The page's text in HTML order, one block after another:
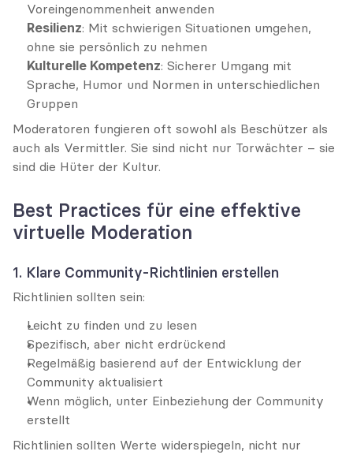
Voreingenommenheit anwenden
Resilienz: Mit schwierigen Situationen umgehen,
ohne sie persönlich zu nehmen
Kulturelle Kompetenz: Sicherer Umgang mit
Sprache, Humor und Normen in unterschiedlichen
Gruppen
Moderatoren fungieren oft sowohl als Beschützer als
auch als Vermittler. Sie sind nicht nur Torwächter – sie
sind die Hüter der Kultur.
Best Practices für eine effektive
virtuelle Moderation
1. Klare Community-Richtlinien erstellen
Richtlinien sollten sein:
Leicht zu finden und zu lesen
Spezifisch, aber nicht erdrückend
Regelmäßig basierend auf der Entwicklung der
Community aktualisiert
Wenn möglich, unter Einbeziehung der Community
erstellt
Richtlinien sollten Werte widerspiegeln, nicht nur